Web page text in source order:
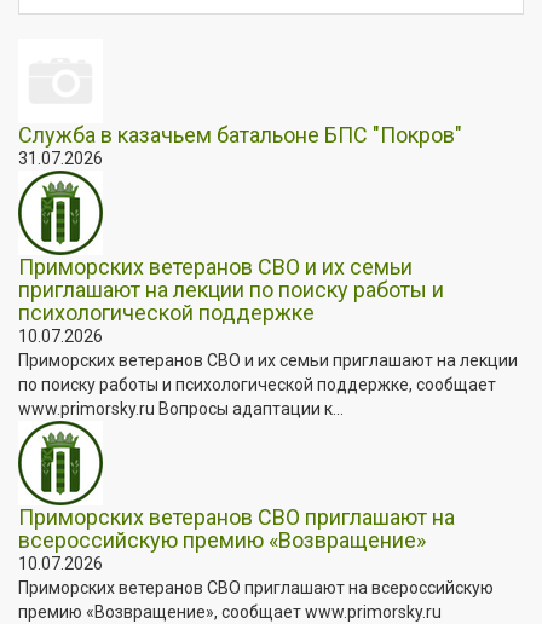
Служба в казачьем батальоне БПС "Покров"
31.07.2026
Приморских ветеранов СВО и их семьи
приглашают на лекции по поиску работы и
психологической поддержке
10.07.2026
Приморских ветеранов СВО и их семьи приглашают на лекции
по поиску работы и психологической поддержке, сообщает
www.primorsky.ru Вопросы адаптации к...
Приморских ветеранов СВО приглашают на
всероссийскую премию «Возвращение»
10.07.2026
Приморских ветеранов СВО приглашают на всероссийскую
премию «Возвращение», сообщает www.primorsky.ru